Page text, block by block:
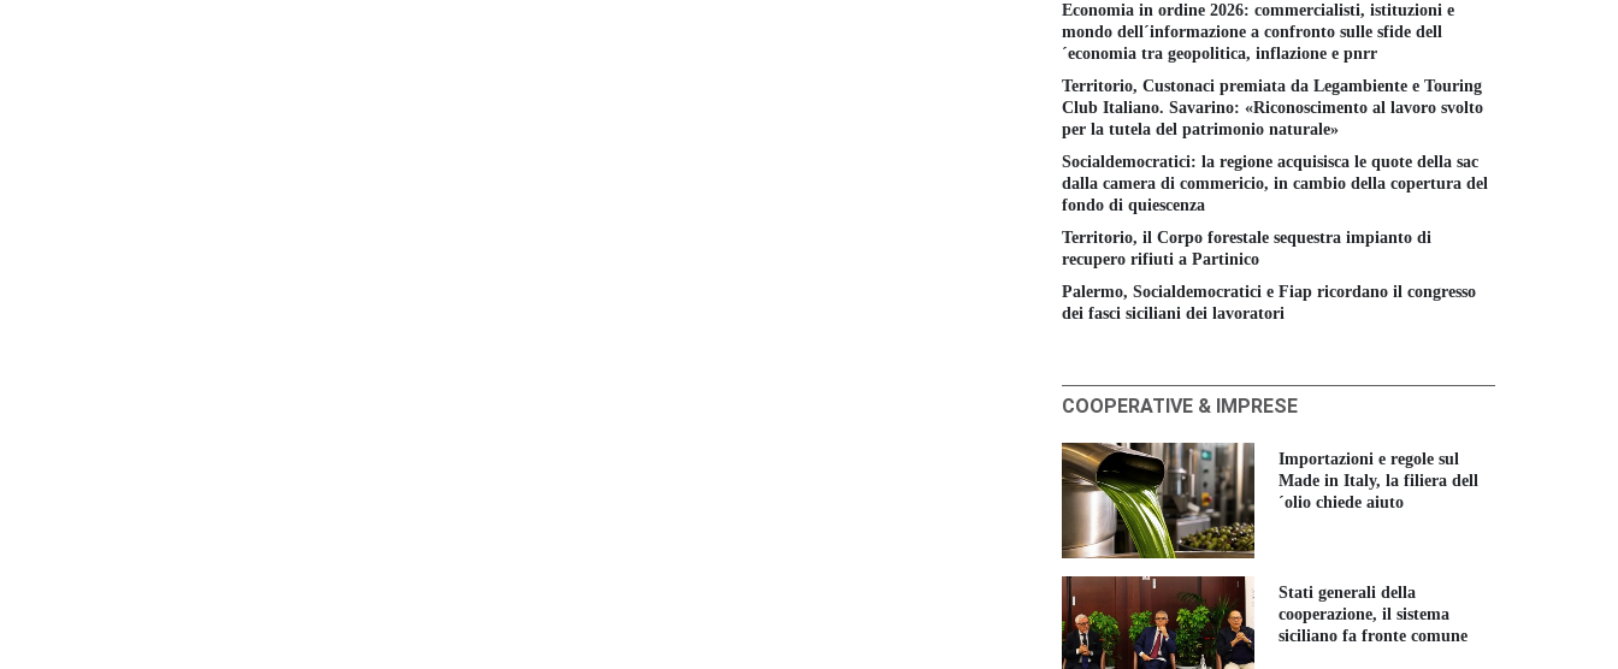
Economia in ordine 2026: commercialisti, istituzioni e
mondo dell´informazione a confronto sulle sfide dell
´economia tra geopolitica, inflazione e pnrr
Territorio, Custonaci premiata da Legambiente e Touring
Club Italiano. Savarino: «Riconoscimento al lavoro svolto
per la tutela del patrimonio naturale»
Socialdemocratici: la regione acquisisca le quote della sac
dalla camera di commericio, in cambio della copertura del
fondo di quiescenza
Territorio, il Corpo forestale sequestra impianto di
recupero rifiuti a Partinico
Palermo, Socialdemocratici e Fiap ricordano il congresso
dei fasci siciliani dei lavoratori
COOPERATIVE & IMPRESE
Importazioni e regole sul
Made in Italy, la filiera dell
´olio chiede aiuto
Stati generali della
cooperazione, il sistema
siciliano fa fronte comune